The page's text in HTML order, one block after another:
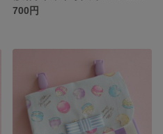
700円